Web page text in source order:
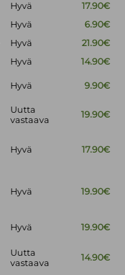
Hyvä
17.90€
Hyvä
6.90€
Hyvä
21.90€
Hyvä
14.90€
Hyvä 9.90€
Uutta
vastaava
19.90€
Hyvä 17.90€
Hyvä 19.90€
Hyvä 19.90€
Uutta
vastaava
14.90€